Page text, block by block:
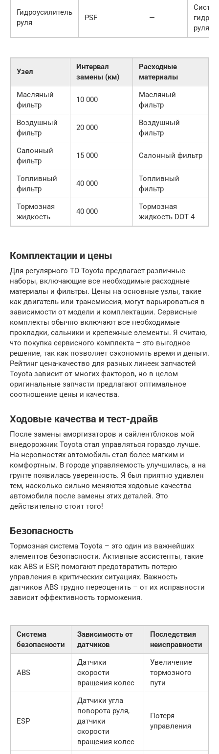
Гидроусилитель
руля
PSF —
руля
Узел
Интервал
замены (км)
Расходные
материалы
Масляный
фильтр
10 000
Масляный
фильтр
Воздушный
фильтр
20 000
Воздушный
фильтр
Салонный
фильтр
15 000 Салонный фильтр
Топливный
фильтр
40 000
Топливный
фильтр
Тормозная
жидкость
40 000
Тормозная
жидкость DOT 4
Комплектации и цены
Для регулярного ТО Toyota предлагает различные
наборы, включающие все необходимые расходные
материалы и фильтры. Цены на основные узлы, такие
как двигатель или трансмиссия, могут варьироваться в
зависимости от модели и комплектации. Сервисные
комплекты обычно включают все необходимые
прокладки, сальники и крепежные элементы. Я считаю,
что покупка сервисного комплекта – это выгодное
решение, так как позволяет сэкономить время и деньги.
Рейтинг цена-качество для разных линеек запчастей
Toyota зависит от многих факторов, но в целом
оригинальные запчасти предлагают оптимальное
соотношение цены и качества.
Ходовые качества и тест-драйв
После замены амортизаторов и сайлентблоков мой
внедорожник Toyota стал управляться гораздо лучше.
На неровностях автомобиль стал более мягким и
комфортным. В городе управляемость улучшилась, а на
грунте появилась уверенность. Я был приятно удивлен
тем, насколько сильно меняются ходовые качества
автомобиля после замены этих деталей. Это
действительно стоит того!
Безопасность
Тормозная система Toyota – это один из важнейших
элементов безопасности. Активные ассистенты, такие
как ABS и ESP, помогают предотвратить потерю
управления в критических ситуациях. Важность
датчиков ABS трудно переоценить – от их исправности
зависит эффективность торможения.
Система
безопасности
Зависимость от
датчиков
Последствия
неисправности
ABS
Датчики
скорости
вращения колес
Увеличение
тормозного
пути
ESP
Датчики угла
поворота руля,
датчики
скорости
вращения колес
Потеря
управления